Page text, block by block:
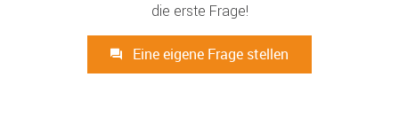
die erste Frage!
Eine eigene Frage stellen